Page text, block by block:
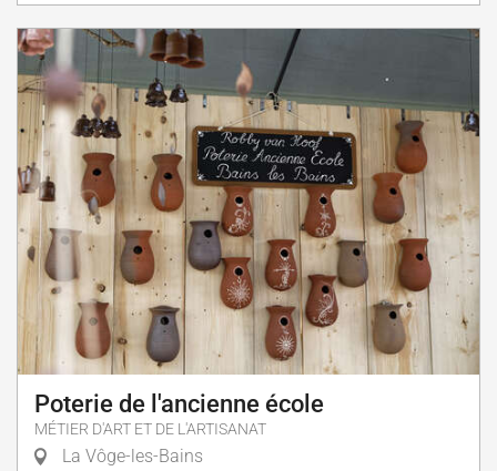
Poterie de l'ancienne école
MÉTIER D'ART ET DE L'ARTISANAT
La Vôge-les-Bains